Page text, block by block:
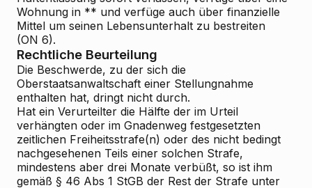
Wohnung in ** und verfüge auch über finanzielle
Mittel um seinen Lebensunterhalt zu bestreiten
(ON 6).
Rechtliche Beurteilung
Die Beschwerde, zu der sich die
Oberstaatsanwaltschaft einer Stellungnahme
enthalten hat, dringt nicht durch.
Hat ein Verurteilter die Hälfte der im Urteil
verhängten oder im Gnadenweg festgesetzten
zeitlichen Freiheitsstrafe(n) oder des nicht bedingt
nachgesehenen Teils einer solchen Strafe,
mindestens aber drei Monate verbüßt, so ist ihm
gemäß § 46 Abs 1 StGB der Rest der Strafe unter